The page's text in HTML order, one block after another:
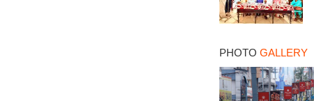
PHOTO GALLERY